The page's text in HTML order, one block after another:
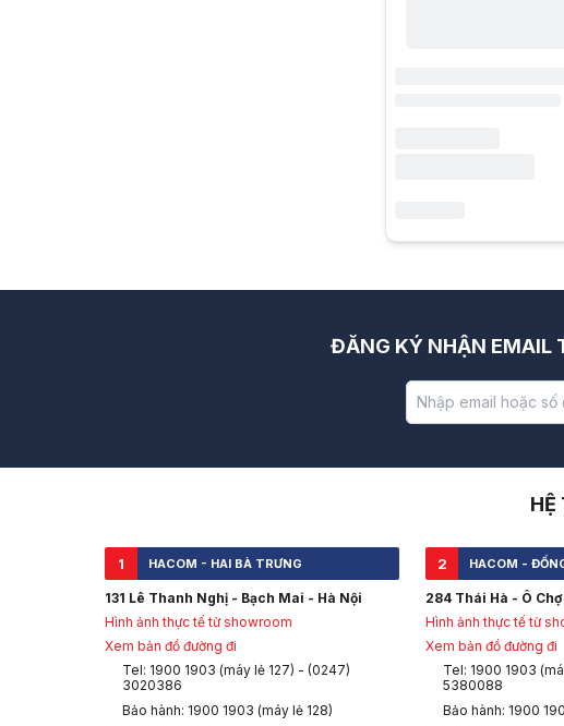
ĐĂNG KÝ NHẬN EMAIL
HỆ
1 HACOM - HAI BÀ TRƯNG
131 Lê Thanh Nghị - Bạch Mai - Hà Nội
Hình ảnh thực tế từ showroom
Xem bản đồ đường đi
Tel: 1900 1903 (máy lẻ 127) - (0247)
3020386
Bảo hành: 1900 1903 (máy lẻ 128)
2 HACOM -
284 Thái Hà - Ô
Hình ảnh thực tế từ
Xem bản đồ đường đi
Tel: 1900 1903
5380088
Bảo hành: 1900